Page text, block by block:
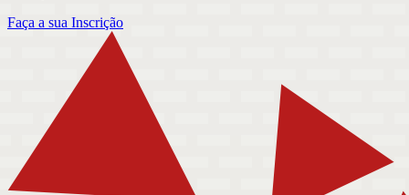
Faça a sua Inscrição